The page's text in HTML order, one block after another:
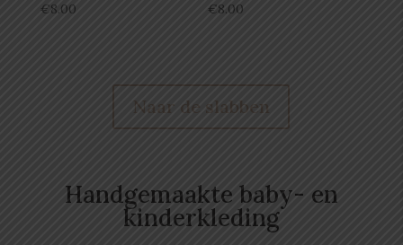
€8.00
€8.00
Naar de slabben
Handgemaakte baby- en
kinderkleding